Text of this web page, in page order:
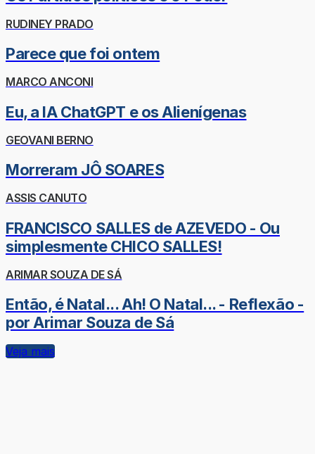
RUDINEY PRADO
Parece que foi ontem
MARCO ANCONI
Eu, a IA ChatGPT e os Alienígenas
GEOVANI BERNO
Morreram JÔ SOARES
ASSIS CANUTO
FRANCISCO SALLES de AZEVEDO - Ou
simplesmente CHICO SALLES!
ARIMAR SOUZA DE SÁ
Então, é Natal... Ah! O Natal... - Reflexão -
por Arimar Souza de Sá
Veja mais